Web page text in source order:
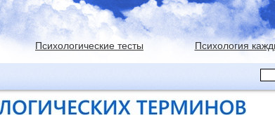
Психологические тесты Психология